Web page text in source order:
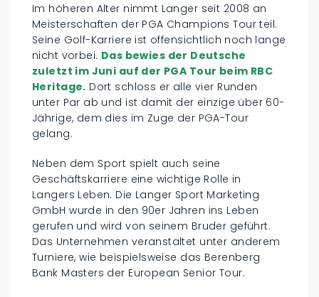
Im höheren Alter nimmt Langer seit 2008 an
Meisterschaften der PGA Champions Tour teil.
Seine Golf-Karriere ist offensichtlich noch lange
nicht vorbei. Das bewies der Deutsche
zuletzt im Juni auf der PGA Tour beim RBC
Heritage. Dort schloss er alle vier Runden
unter Par ab und ist damit der einzige über 60-
Jährige, dem dies im Zuge der PGA-Tour
gelang.
Neben dem Sport spielt auch seine
Geschäftskarriere eine wichtige Rolle in
Langers Leben. Die Langer Sport Marketing
GmbH wurde in den 90er Jahren ins Leben
gerufen und wird von seinem Bruder geführt.
Das Unternehmen veranstaltet unter anderem
Turniere, wie beispielsweise das Berenberg
Bank Masters der European Senior Tour.